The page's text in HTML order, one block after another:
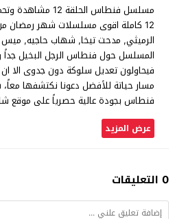
مسلسل فنطاس
12 كاملة اقوى مسلسلات شهر رمضان
الرميثي, مدحت تيخا, شهاب حاجيه,
المسلسل حول فنطاس الرجل البخيل جداً
فيحاولون تعديل سلوكة دون جدوى الا ان
فنطاس بجودة عالية حصرياً على موقع
عرض المزيد
0 التعليقات